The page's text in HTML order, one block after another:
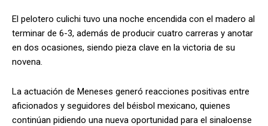
El pelotero culichi tuvo una noche encendida con el madero al
terminar de 6-3, además de producir cuatro carreras y anotar
en dos ocasiones, siendo pieza clave en la victoria de su
novena.
La actuación de Meneses generó reacciones positivas entre
aficionados y seguidores del béisbol mexicano, quienes
continúan pidiendo una nueva oportunidad para el sinaloense